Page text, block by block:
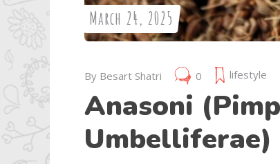
March 24, 2025
By Besart Shatri 0 lifestyle
Anasoni
Umbelliferae)